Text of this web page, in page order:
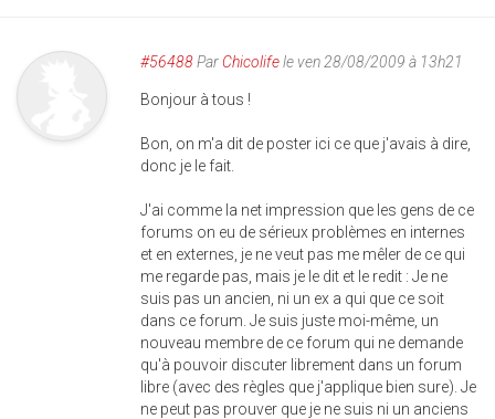
#56488Par Chicolifele ven 28/08/2009 à 13h21
Bonjour à tous !
Bon, on m'a dit de poster ici ce que j'avais à dire,
donc je le fait.
J'ai comme la net impression que les gens de ce
forums on eu de sérieux problèmes en internes
et en externes, je ne veut pas me mêler de ce qui
me regarde pas, mais je le dit et le redit : Je ne
suis pas un ancien, ni un ex a qui que ce soit
dans ce forum. Je suis juste moi-même, un
nouveau membre de ce forum qui ne demande
qu'à pouvoir discuter librement dans un forum
libre (avec des règles que j'applique bien sure). Je
ne peut pas prouver que je ne suis ni un anciens